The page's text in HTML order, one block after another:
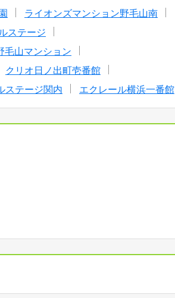
ライオンズマンション野毛山南
ステージ
毛山マンション
クリオ日ノ出町壱番館
ステージ関内 エクレール横浜一番館